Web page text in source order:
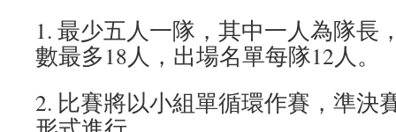
1. 最少五人一隊，其中一人為隊長
數最多18人，出場名單每隊12人。
2. 比賽將以小組單循環作賽，準決